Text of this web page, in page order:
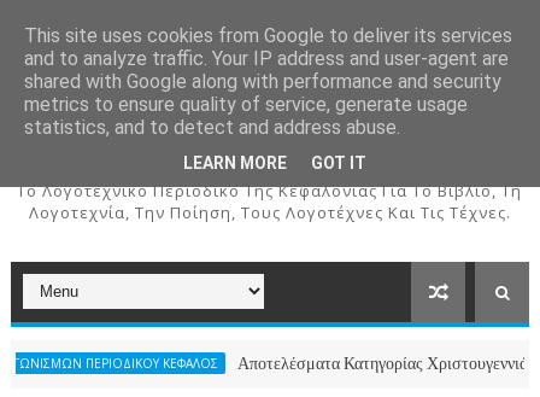
ΚΕΦΑΛΟΣ
To Λογοτεχνικό Περιοδικό Της Κεφαλονιάς Για Το Βιβλίο, Τη
Λογοτεχνία, Την Ποίηση, Τους Λογοτέχνες Και Τις Τέχνες.
ΚΕΦΑΛΟΣ Αποτελέσματα Κατηγορίας Χριστουγεννιάτικου
This site uses cookies from Google to deliver its services
and to analyze traffic. Your IP address and user-agent are
shared with Google along with performance and security
metrics to ensure quality of service, generate usage
statistics, and to detect and address abuse.
LEARN MORE GOT IT